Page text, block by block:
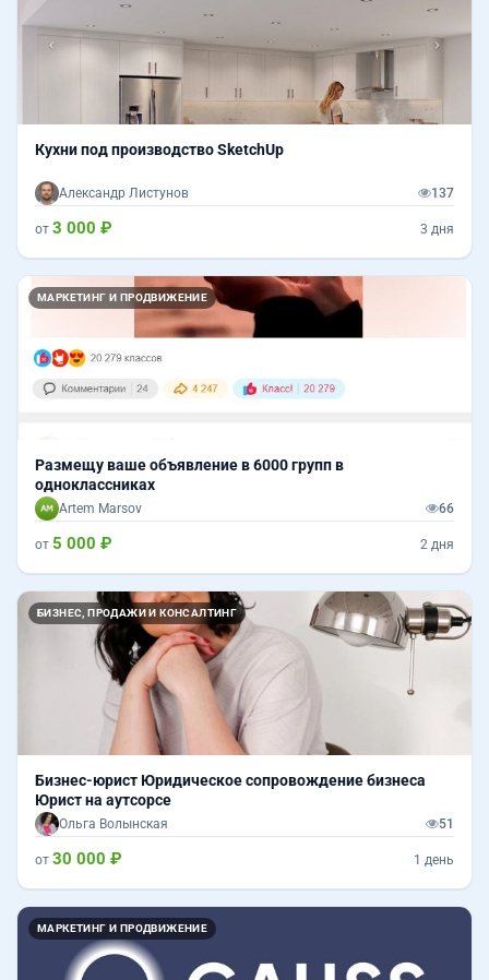
Кухни под производство SketchUp
Александр Листунов 137
от 3 000 ₽ 3 дня
МАРКЕТИНГ И ПРОДВИЖЕНИЕ
Размещу ваше объявление в 6000 групп в
одноклассниках
Artem Marsov 66
от 5 000 ₽ 2 дня
БИЗНЕС, ПРОДАЖИ И КОНСАЛТИНГ
Бизнес-юрист Юридическое сопровождение бизнеса
Юрист на аутсорсе
Ольга Волынская 51
от 30 000 ₽ 1 день
МАРКЕТИНГ И ПРОДВИЖЕНИЕ